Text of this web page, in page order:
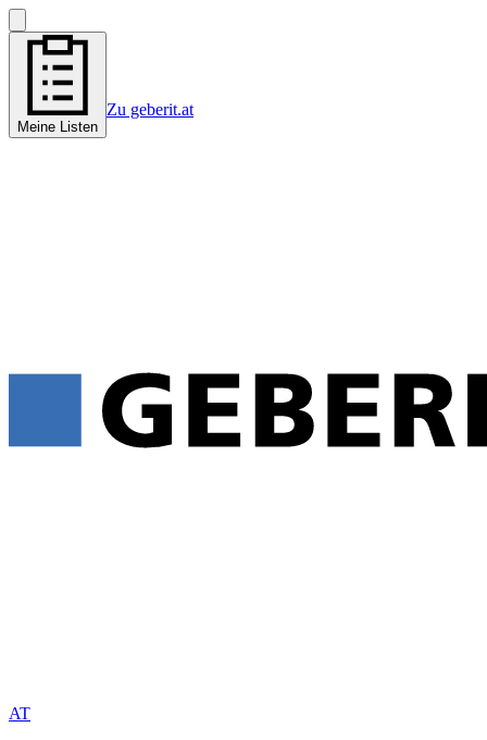
Meine Listen
Zu geberit.at
AT